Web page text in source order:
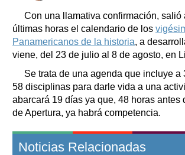
Con una llamativa confirmación, salió
últimas horas el calendario de los
Panamericanos de la historia, a
viene, del 23 de julio al 8 de agosto, en
Se trata de una agenda que incluye a
58 disciplinas para darle vida a una
abarcará 19 días ya que, 48 horas antes
de Apertura, ya habrá competencia.
Noticias Relacionadas